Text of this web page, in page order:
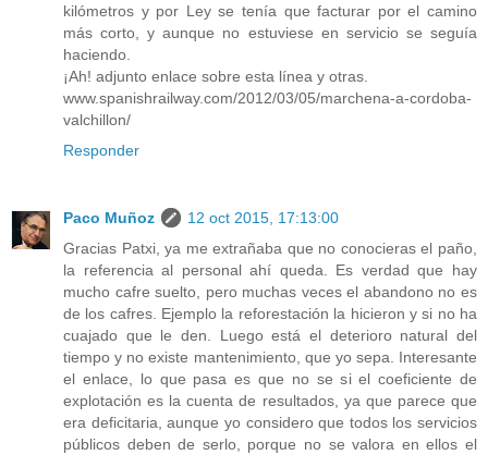
kilómetros y por Ley se tenía que facturar por el camino
más corto, y aunque no estuviese en servicio se seguía
haciendo.
¡Ah! adjunto enlace sobre esta línea y otras.
www.spanishrailway.com/2012/03/05/marchena-a-cordoba-
valchillon/
Responder
Paco Muñoz
12 oct 2015, 17:13:00
Gracias Patxi, ya me extrañaba que no conocieras el paño,
la referencia al personal ahí queda. Es verdad que hay
mucho cafre suelto, pero muchas veces el abandono no es
de los cafres. Ejemplo la reforestación la hicieron y si no ha
cuajado que le den. Luego está el deterioro natural del
tiempo y no existe mantenimiento, que yo sepa. Interesante
el enlace, lo que pasa es que no se si el coeficiente de
explotación es la cuenta de resultados, ya que parece que
era deficitaria, aunque yo considero que todos los servicios
públicos deben de serlo, porque no se valora en ellos el